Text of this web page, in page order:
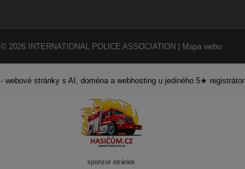
© 2026 INTERNATIONAL POLICE ASSOCIATION | Mapa webu
- webové stránky s AI, doména a webhosting u jediného 5★
sponzor stránek